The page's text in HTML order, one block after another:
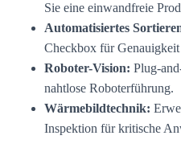
Sie eine einwandfreie
Automatisiertes
Checkbox für
Roboter-Vision: Plug-
nahtlose Roboterführung.
Wärmebildtechnik:
Inspektion für kritische